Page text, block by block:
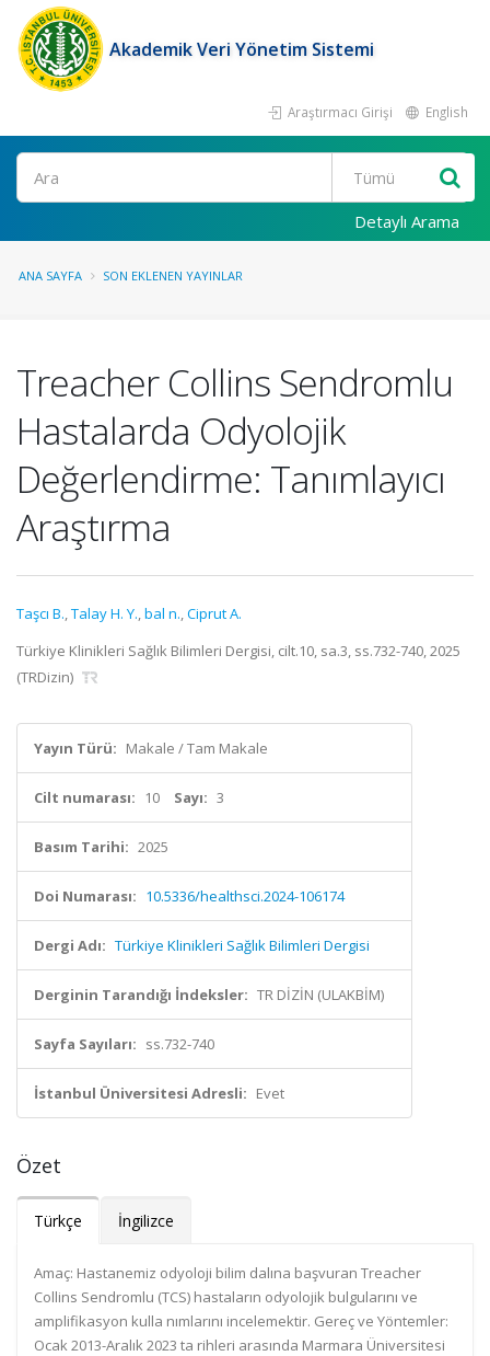
Akademik Veri Yönetim Sistemi
Araştırmacı Girişi English
Ara
Detaylı Arama
ANA SAYFA SON EKLENEN YAYINLAR
Treacher Collins Sendromlu
Hastalarda Odyolojik
Değerlendirme: Tanımlayıcı
Araştırma
Taşcı B.,Talay H. Y.,bal n.,Ciprut A.
Türkiye Klinikleri Sağlık Bilimleri Dergisi, cilt.10, sa.3, ss.732-740, 2025
(TRDizin)
Yayın Türü: Makale / Tam Makale
Cilt numarası: 10 Sayı: 3
Basım Tarihi: 2025
Doi Numarası: 10.5336/healthsci.2024-106174
Dergi Adı: Türkiye Klinikleri Sağlık Bilimleri Dergisi
Derginin Tarandığı İndeksler: TR DİZİN (ULAKBİM)
Sayfa Sayıları: ss.732-740
İstanbul Üniversitesi Adresli: Evet
Özet
Türkçe İngilizce
Amaç: Hastanemiz odyoloji bilim dalına başvuran Treacher
Collins Sendromlu (TCS) hastaların odyolojik bulgularını ve
amplifikasyon kulla nımlarını incelemektir. Gereç ve Yöntemler:
Ocak 2013-Aralık 2023 ta rihleri arasında Marmara Üniversitesi